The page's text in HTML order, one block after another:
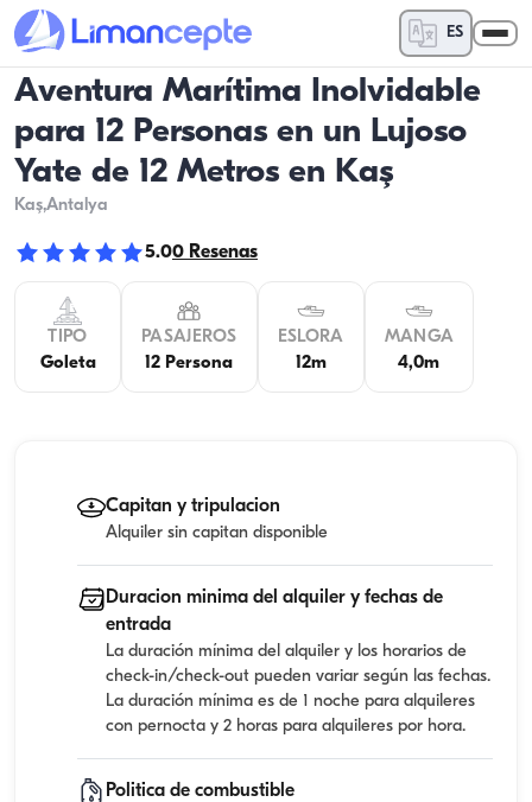
ES
Aventura Marítima Inolvidable
para 12 Personas en un Lujoso
Yate de 12 Metros en Kaş
Kaş,Antalya
5.00 Resenas
TIPO
Goleta
PASAJEROS
12 Persona
ESLORA
12m
MANGA
4,0m
Capitan y tripulacion
Alquiler sin capitan disponible
Duracion minima del alquiler y fechas de
entrada
La duración mínima del alquiler y los horarios de
check-in/check-out pueden variar según las fechas.
La duración mínima es de 1 noche para alquileres
con pernocta y 2 horas para alquileres por hora.
Politica de combustible